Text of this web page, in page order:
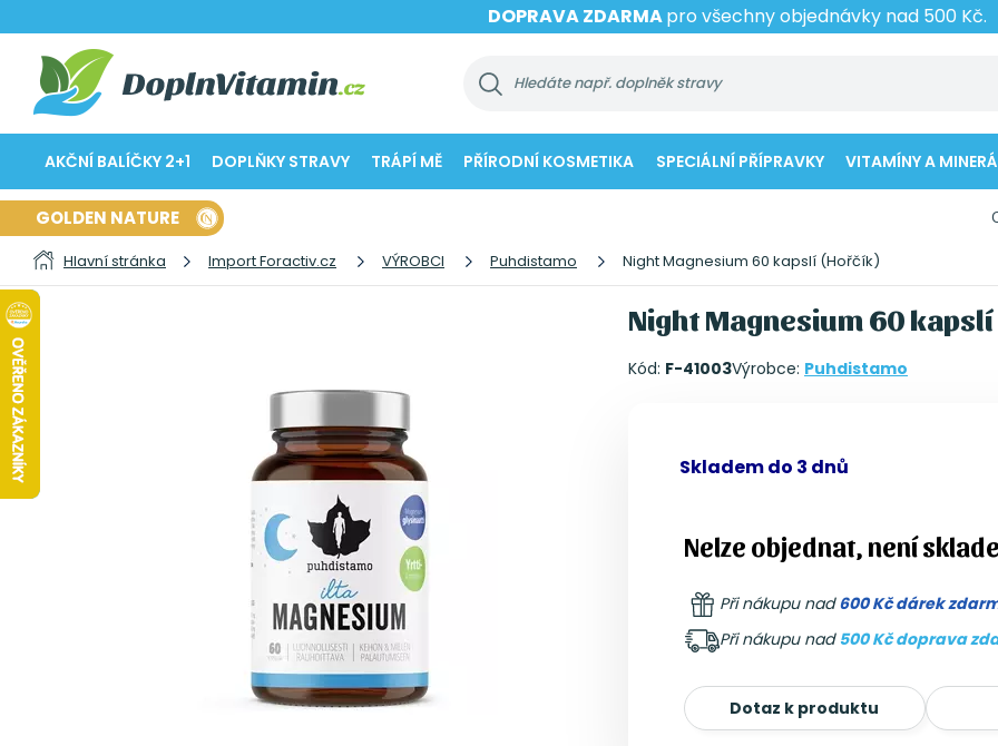
DOPRAVA ZDARMApro všechny objednávky nad 500 Kč.
AKČNÍ BALÍČKY 2+1 DOPLŇKY STRAVY TRÁPÍ MĚ PŘÍRODNÍ KOSMETIKA SPECIÁLNÍ PŘÍPRAVKY VITAMÍNY A
GOLDEN NATURE
Hlavní stránka Import Foractiv.cz VÝROBCI Puhdistamo Night Magnesium 60 kapslí (Hořčík)
Night Magnesium 60
Kód: F-41003Výrobce: Puhdistamo
Skladem do 3 dnů
Nelze objednat, není
Při nákupu nad600 Kč dárek
Při nákupu nad 500 Kč doprava
Dotaz k produktu